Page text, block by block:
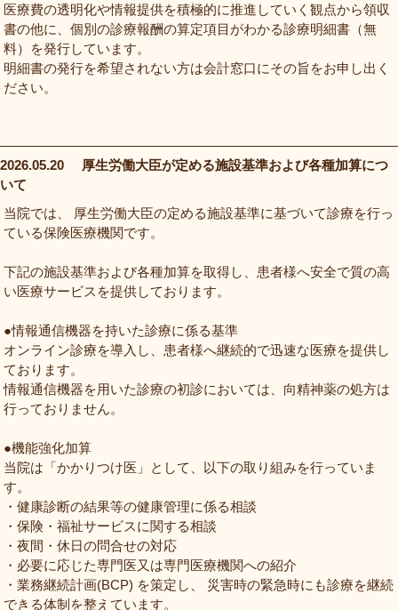
医療費の透明化や情報提供を積極的に推進していく観点から領収
書の他に、個別の診療報酬の算定項目がわかる診療明細書（無
料）を発行しています。
明細書の発行を希望されない方は会計窓口にその旨をお申し出く
ださい。
2026.05.20
厚生労働大臣が定める施設基準および各種加算につ
いて
当院では、 厚生労働大臣の定める施設基準に基づいて診療を行っ
ている保険医療機関です。
下記の施設基準および各種加算を取得し、患者様へ安全で質の高
い医療サービスを提供しております。
●情報通信機器を持いた診療に係る基準
オンライン診療を導入し、患者様へ継続的で迅速な医療を提供し
ております。
情報通信機器を用いた診療の初診においては、向精神薬の処方は
行っておりません。
●機能強化加算
当院は「かかりつけ医」として、以下の取り組みを行っていま
す。
・健康診断の結果等の健康管理に係る相談
・保険・福祉サービスに関する相談
・夜間・休日の問合せの対応
・必要に応じた専門医又は専門医療機関への紹介
・業務継続計画(BCP) を策定し、 災害時の緊急時にも診療を継続
できる体制を整えています。